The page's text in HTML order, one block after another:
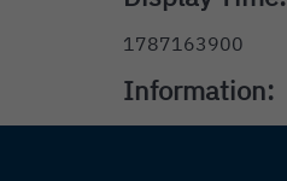
1787163900
Information: